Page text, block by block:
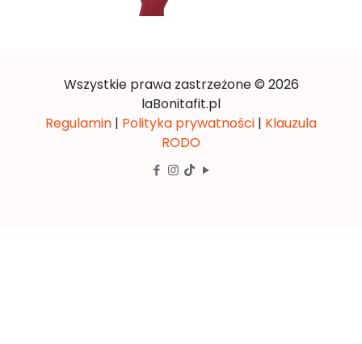
Wszystkie prawa zastrzeżone © 2026
laBonitafit.pl
Regulamin | Polityka prywatności | Klauzula
RODO